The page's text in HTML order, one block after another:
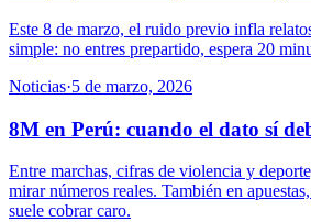
Este 8 de marzo, el ruido previo infla
simple: no entres prepartido, espera 20
Noticias·5 de marzo, 2026
8M en Perú: cuando el dato sí
Entre marchas, cifras de violencia y
mirar números reales. También en
suele cobrar caro.